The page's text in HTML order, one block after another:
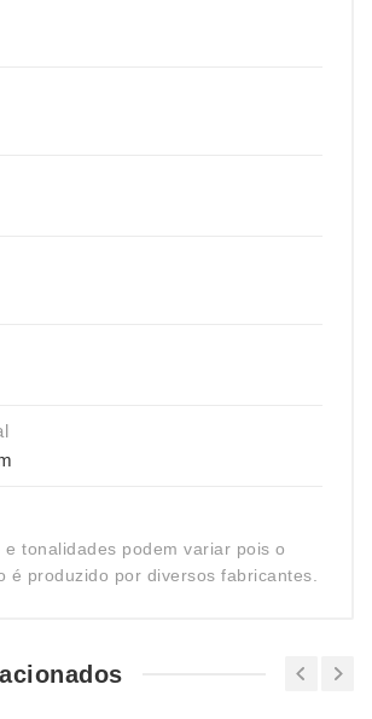
e tonalidades podem variar pois o
é produzido por diversos fabricantes.